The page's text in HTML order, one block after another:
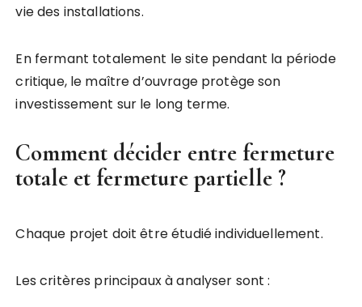
vie des installations.
En fermant totalement le site pendant la période
critique, le maître d’ouvrage protège son
investissement sur le long terme.
Comment décider entre fermeture
totale et fermeture partielle ?
Chaque projet doit être étudié individuellement.
Les critères principaux à analyser sont :